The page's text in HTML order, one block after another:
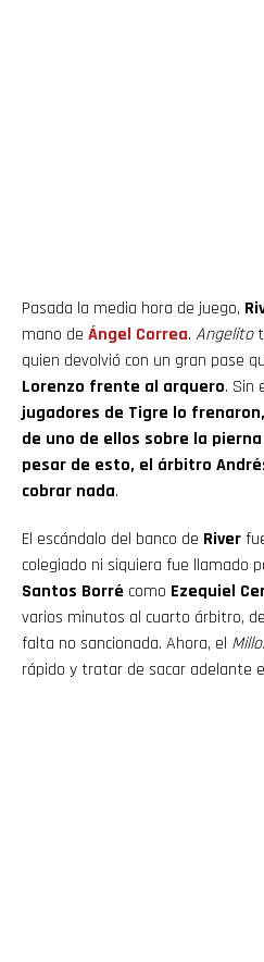
Pasada la media hora de juego,
mano de Ángel Correa. Angelito
quien devolvió con un gran pase
Lorenzo frente al arquero. Sin
jugadores de Tigre lo
de uno de ellos sobre la
pesar de esto, el árbitro
cobrar nada.
El escándalo del banco de River
colegiado ni siquiera fue llamado
Santos Borré como Ezequiel
varios minutos al cuarto árbitro,
falta no sancionada. Ahora, el
rápido y tratar de sacar adelante